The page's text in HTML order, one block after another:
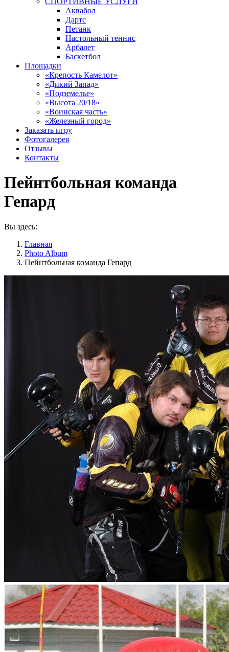
Аквабол
Дартс
Петанк
Настольный теннис
Арбалет
Баскетбол
Площадки
«Крепость Камелот»
«Дикий Запад»
«Подземелье»
«Высота 20/18»
«Воинская часть»
«Железный город»
Заказать игру
Фотогалерея
Отзывы
Контакты
Пейнтбольная команда
Гепард
Вы здесь:
Главная
Photo Album
Пейнтбольная команда Гепард